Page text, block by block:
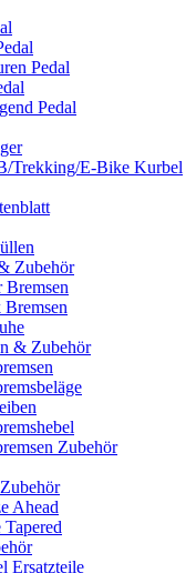
Pedal
Pedal
Trekking/E-Bike Kurbel
Zubehör
Bremsen
& Zubehör
Zubehör
Ahead
Tapered
Ersatzteile